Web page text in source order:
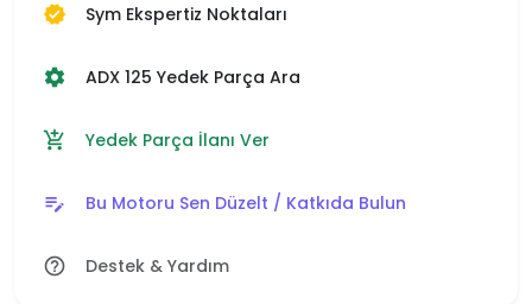
verified Sym Ekspertiz Noktaları
settings ADX 125 Yedek Parça Ara
add_shopping_cart Yedek Parça İlanı Ver
edit_note Bu Motoru Sen Düzelt / Katkıda Bulun
help_outline Destek & Yardım